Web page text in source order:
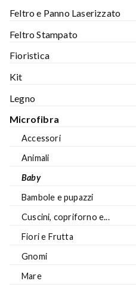
Feltro e Panno Laserizzato
Feltro Stampato
Fioristica
Kit
Legno
Microfibra
Accessori
Animali
Baby
Bambole e pupazzi
Cuscini, copriforno e...
Fiori e Frutta
Gnomi
Mare